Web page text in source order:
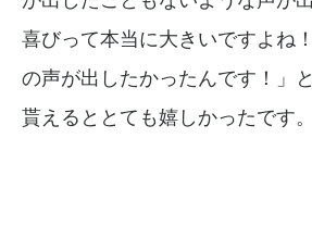
喜びって本当に大きいですよね
の声が出したかったんです！」
貰えるととても嬉しかったです。